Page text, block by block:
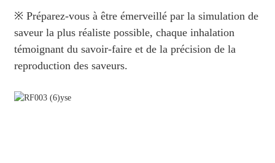
※ Préparez-vous à être émerveillé par la simulation de
saveur la plus réaliste possible, chaque inhalation
témoignant du savoir-faire et de la précision de la
reproduction des saveurs.